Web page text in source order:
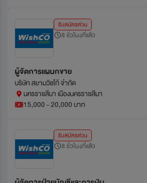
รับสมัครด่วน
8 ชั่วโมงที่แล้ว
ผู้จัดการแผนกขาย
บริษัท สยามวิชโก้ จำกัด
นครราชสีมา เมืองนครราชสีมา
15,000 - 20,000 บาท
รับสมัครด่วน
8 ชั่วโมงที่แล้ว